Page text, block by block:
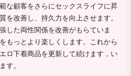
な顧客をさらにセックスライフに昇
を改善し、持久力を向上させます。
した両性関係を改善がもらていま
もっとより楽しくします。これから
ロ下着商品を更新して続けます，い
す。